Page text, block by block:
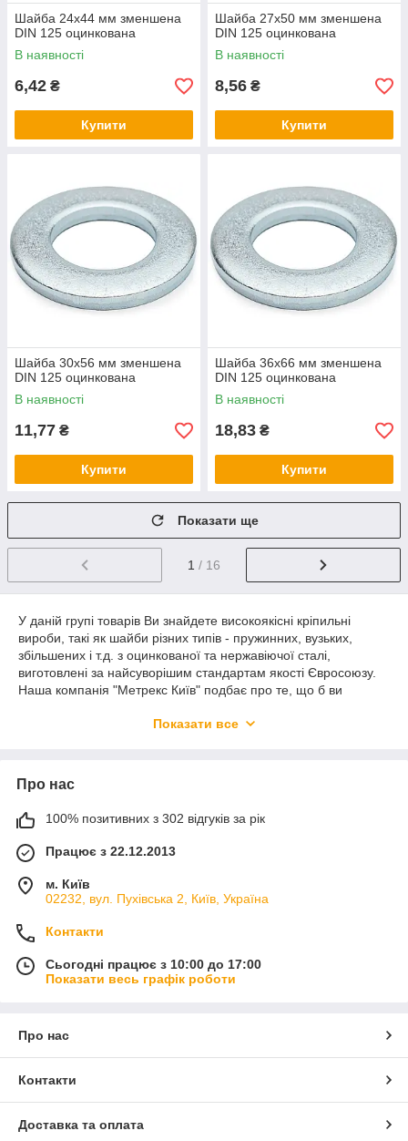
Шайба 24х44 мм зменшена
DIN 125 оцинкована
В наявності
6,42 ₴
Купити
Шайба 27х50 мм зменшена
DIN 125 оцинкована
В наявності
8,56 ₴
Купити
Шайба 30х56 мм зменшена
DIN 125 оцинкована
В наявності
11,77 ₴
Купити
Шайба 36х66 мм зменшена
DIN 125 оцинкована
В наявності
18,83 ₴
Купити
Показати ще
1 / 16
У даній групі товарів Ви знайдете високоякісні кріпильні
вироби, такі як шайби різних типів - пружинних, вузьких,
збільшених і т.д. з оцинкованої та нержавіючої сталі,
виготовлені за найсуворішим стандартам якості Євросоюзу.
Наша компанія "Метрекс Київ" подбає про те, що б ви
замовлення на найближчому до Вас відділенні компанії-
Показати все
Про нас
100% позитивних з 302 відгуків за рік
Працює з 22.12.2013
м. Київ
02232, вул. Пухівська 2, Київ, Україна
Контакти
Сьогодні працює з 10:00 до 17:00
Показати весь графік роботи
Про нас
Контакти
Доставка та оплата